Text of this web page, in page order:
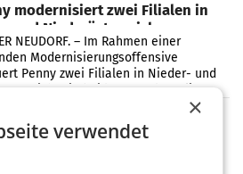
modernisiert zwei Filialen in
und Niederösterreich
NEUDORF. – Im Rahmen einer
Modernisierungsoffensive
Penny zwei Filialen in Nieder- und
Die beiden Standorte liegen
setzt ab 1.1.2027 auf Adeg
×
verwendet